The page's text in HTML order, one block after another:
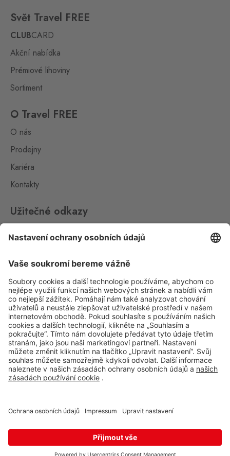
Svět Travel FREE
CLUBCARD
Akční nabídka
Prémiové lihoviny
Sortiment
O Travel FREE
O nás
Prodejny
Kariéra
Kontakty
Užitečné odkazy
Ochrana osobních údajů
Aplikace Travel FREE ke stažení
Sledujte nás na sociálních sitích
© 2026 Travel FREE a.s. Všechna práva vyhrazena.